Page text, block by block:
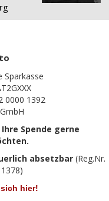
Sparkasse
0000 1392
Spende gerne
absetzbar(Reg.Nr.
hier!